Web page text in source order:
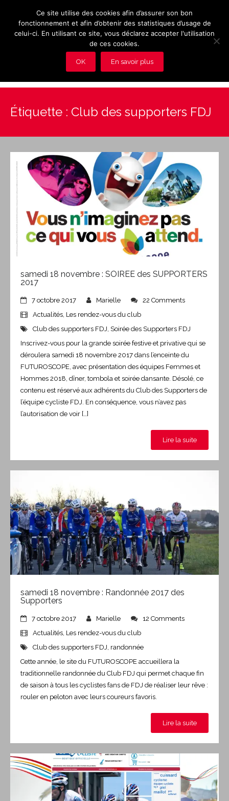
Les rendez-vous du club
Photos
Vidéos
Adhérez au Club
Étiquette : Club des supporters FDJ
samedi 18 novembre : SOIREE des SUPPORTERS
2017
7 octobre 2017 Marielle
22 Comments
Actualités, Les rendez-vous du club
Club des supporters FDJ, Soirée des Supporters FDJ
Inscrivez-vous pour la grande soirée festive et privative qui se
déroulera samedi 18 novembre 2017 dans l’enceinte du
FUTUROSCOPE, avec présentation des équipes Femmes et
Hommes 2018, dîner, tombola et soirée dansante. Désolé, ce
contenu est réservé aux adhérents du Club des Supporters de
l’équipe cycliste FDJ. En conséquence, vous n’avez pas
l’autorisation de voir […]
Lire la suite
samedi 18 novembre : Randonnée 2017 des
Supporters
7 octobre 2017 Marielle
12 Comments
Actualités, Les rendez-vous du club
Club des supporters FDJ, randonnée
Cette année, le site du FUTUROSCOPE accueillera la
traditionnelle randonnée du Club FDJ qui permet chaque fin
de saison à tous les cyclistes fans de FDJ de réaliser leur rêve :
rouler en peloton avec leurs coureurs favoris.
Lire la suite
Ce site utilise des cookies afin d’assurer son bon
fonctionnement et afin d’obtenir des statistiques d’usage de
celui-ci. En utilisant ce site, vous déclarez accepter l'utilisation
de ces cookies.
OK En savoir plus